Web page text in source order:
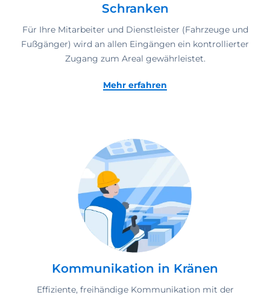
Schranken
Für Ihre Mitarbeiter und Dienstleister (Fahrzeuge und
Fußgänger) wird an allen Eingängen ein kontrollierter
Zugang zum Areal gewährleistet.
Mehr erfahren
Kommunikation in Kränen
Effiziente, freihändige Kommunikation mit der